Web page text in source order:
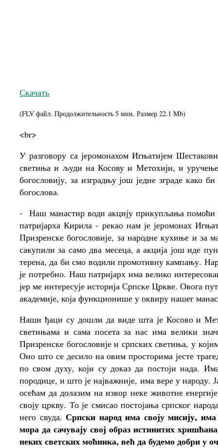
Скачать
(FLV файл. Продолжительность 5 мин. Размер 22.1 Mb)
<br>
У разговору са јеромонахом Игњатијем
светиња и људи на Косову и Метохији, и
богословију, за изградњу још једне зграде како
богослова.
-
Наш манастир води акцију прикупљања помоћи
патријарха Кирила - рекао нам је јеромонах
Призренске богословије, за народне кухиње и
сакупили за само два месеца, а акција још иде
терена, да би смо водили промотивну кампању.
је потребно. Наш патријарх има велико
јер ме интересује историја Српске Цркве. Овога
академије, која функционише у оквиру нашег
Наши ђаци су дошли да виде шта је Косово и
светињама и сама посета за нас има велики
Призренске богословије и српских светиња, у
Оно што се десило на овим просторима јесте
по свом духу, који су доказ да постоји нада.
породице, и што је најважније, има вере у народу.
осећам да долазим на извор неке животне
своју цркву. То је смисао постојања српског
него свуда. Српски народ има своју мисију,
мора да сачувају свој образ истинитих
неких светских моћника, већ да будемо добри у